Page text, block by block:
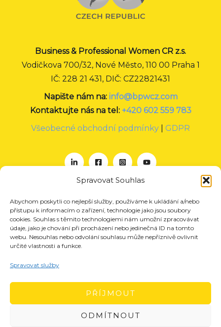
Spravovat Souhlas
Abychom poskytli co nejlepší služby, používáme k ukládání a/nebo
přístupu k informacím o zařízení, technologie jako jsou soubory
cookies. Souhlas s těmito technologiemi nám umožní zpracovávat
údaje, jako je chování při procházení nebo jedinečná ID na tomto
webu. Nesouhlas nebo odvolání souhlasu může nepříznivě ovlivnit
určité vlastnosti a funkce.
Spravovat služby
PŘÍJMOUT
ODMÍTNOUT
Business & Professional Women CR z.s.
Vodičkova 700/32, Nové Město, 110 00 Praha 1
IČ: 228 21 431, DIČ: CZ22821431
Napište nám na: info@bpwcz.com
Kontaktujte nás na tel: +420 602 559 783
Všeobecné obchodní podmínky
GDPR
O nás
Projekty
Členství
Kontakt